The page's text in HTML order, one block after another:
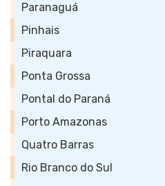
Paranaguá
Pinhais
Piraquara
Ponta Grossa
Pontal do Paraná
Porto Amazonas
Quatro Barras
Rio Branco do Sul